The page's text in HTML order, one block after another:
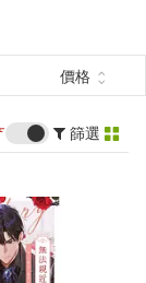
價格
篩選